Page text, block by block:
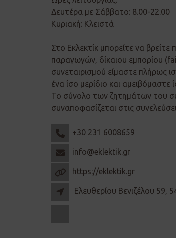
Δευτέρα με Σάββατο: 8.00-22.00
Κυριακή: Κλειστά
Στο Εκλεκτίκ μπορείτε να
παραγωγών, δίκαιου εμπορίου
συνεταιρισμού είμαστε πλήρως
ένα ίσο μερίδιο και
Το σύνολο των ζητημάτων του
συναποφασίζεται στις
+30 231 6008659
info@eklektik.gr
https://eklektik.gr
Ελευθερίου Βενιζέλου 59,